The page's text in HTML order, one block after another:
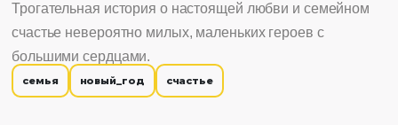
Трогательная история о настоящей любви и семейном
счастье невероятно милых, маленьких героев с
большими сердцами.
семья новый_год счастье